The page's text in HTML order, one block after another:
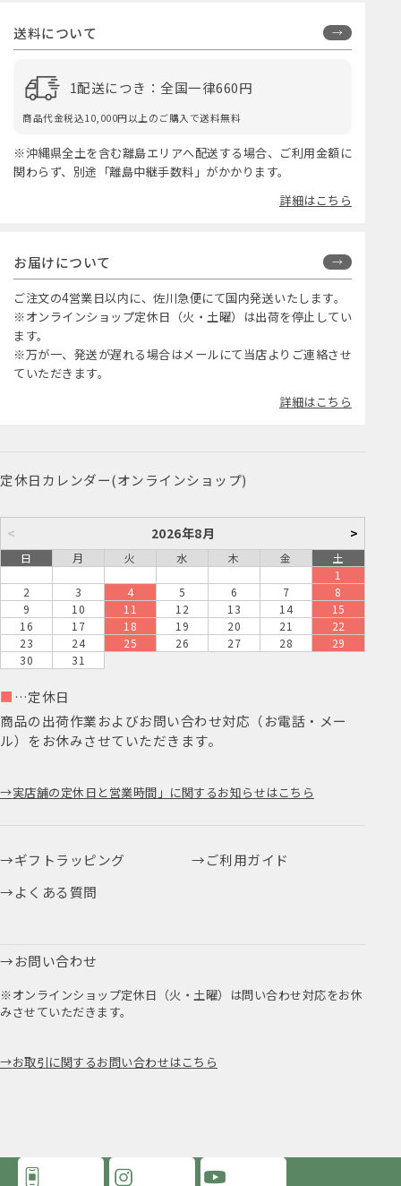
送料について
1配送につき：全国一律660円
商品代金税込10,000円以上のご購入で送料無料
※沖縄県全土を含む離島エリアへ配送する場合、ご利用金額に
関わらず、別途「離島中継手数料」がかかります。
詳細はこちら
お届けについて
ご注文の4営業日以内に、佐川急便にて国内発送いたします。
※オンラインショップ定休日（火・土曜）は出荷を停止してい
ます。
※万が一、発送が遅れる場合はメールにて当店よりご連絡させ
ていただきます。
詳細はこちら
定休日カレンダー(オンラインショップ)
< 2026年8月 >
日 月 火 水 木 金
土
1
2
3 4 5 6 7
8
9
10 11 12 13 14
15
16
17 18 19 20 21
22
23
24 25 26 27 28
29
30
31
■ …定休日
商品の出荷作業およびお問い合わせ対応（お電話・メー
ル）をお休みさせていただきます。
実店舗の定休日と営業時間」に関するお知らせはこちら
ギフトラッピング
ご利用ガイド
よくある質問
お問い合わせ
※オンラインショップ定休日（火・土曜）は問い合わせ対応をお休
みさせていただきます。
お取引に関するお問い合わせはこちら